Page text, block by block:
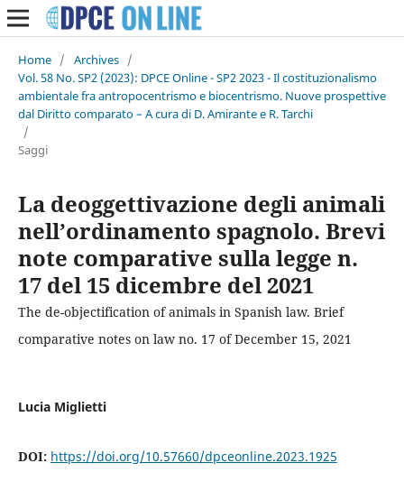
Home / Archives /
Vol. 58 No. SP2 (2023): DPCE Online - SP2 2023 - Il costituzionalismo
ambientale fra antropocentrismo e biocentrismo. Nuove prospettive
dal Diritto comparato – A cura di D. Amirante e R. Tarchi
/
Saggi
La deoggettivazione degli animali
nell’ordinamento spagnolo. Brevi
note comparative sulla legge n.
17 del 15 dicembre del 2021
The de-objectification of animals in Spanish law. Brief
comparative notes on law no. 17 of December 15, 2021
Lucia Miglietti
DOI: https://doi.org/10.57660/dpceonline.2023.1925